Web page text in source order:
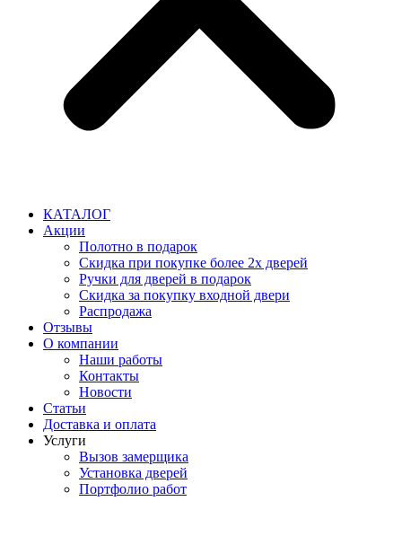
КАТАЛОГ
Акции
Полотно в подарок
Скидка при покупке более 2х дверей
Ручки для дверей в подарок
Скидка за покупку входной двери
Распродажа
Отзывы
О компании
Наши работы
Контакты
Новости
Статьи
Доставка и оплата
Услуги
Вызов замерщика
Установка дверей
Портфолио работ